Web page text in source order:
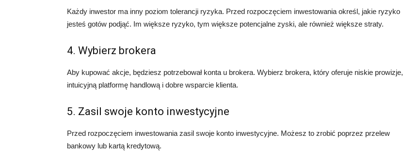
Każdy inwestor ma inny poziom tolerancji ryzyka. Przed rozpoczęciem inwestowania określ, jakie ryzyko
jesteś gotów podjąć. Im większe ryzyko, tym większe potencjalne zyski, ale również większe straty.
4. Wybierz brokera
Aby kupować akcje, będziesz potrzebował konta u brokera. Wybierz brokera, który oferuje niskie prowizje,
intuicyjną platformę handlową i dobre wsparcie klienta.
5. Zasil swoje konto inwestycyjne
Przed rozpoczęciem inwestowania zasil swoje konto inwestycyjne. Możesz to zrobić poprzez przelew
bankowy lub kartą kredytową.